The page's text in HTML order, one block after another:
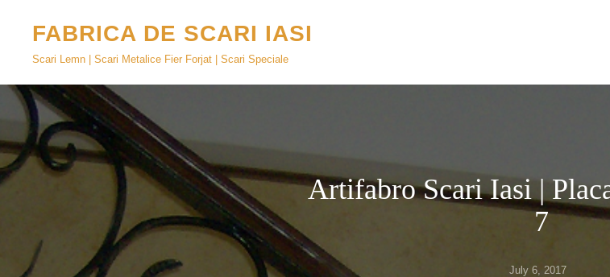
FABRICA DE SCARI IASI
Scari Lemn | Scari Metalice Fier Forjat | Scari Speciale
Artifabro Scari Iasi |
7
Posted
July 6, 2017